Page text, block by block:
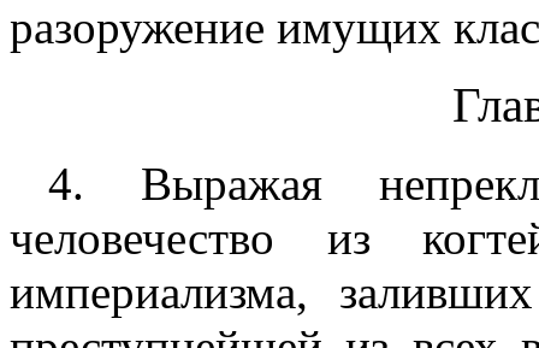
разоружение имущих
4. Выражая
человечество из
империализма,